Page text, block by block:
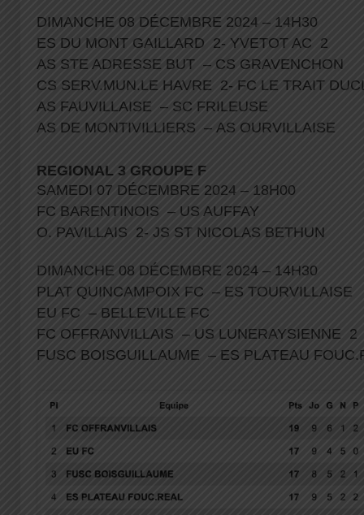
DIMANCHE 08 DÉCEMBRE 2024 – 14H30
ES DU MONT GAILLARD 2- YVETOT AC 2
AS STE ADRESSE BUT – CS GRAVENCHON
CS SERV.MUN.LE HAVRE 2- FC LE TRAIT
AS FAUVILLAISE – SC FRILEUSE
AS DE MONTIVILLIERS – AS OURVILLAISE
REGIONAL 3 GROUPE F
SAMEDI 07 DÉCEMBRE 2024 – 18H00
FC BARENTINOIS – US AUFFAY
O. PAVILLAIS 2- JS ST NICOLAS BETHUN
DIMANCHE 08 DÉCEMBRE 2024 – 14H30
PLAT QUINCAMPOIX FC – ES TOURVILLAISE
EU FC – BELLEVILLE FC
FC OFFRANVILLAIS – US LUNERAYSIENNE 2
FUSC BOISGUILLAUME – ES PLATEAU